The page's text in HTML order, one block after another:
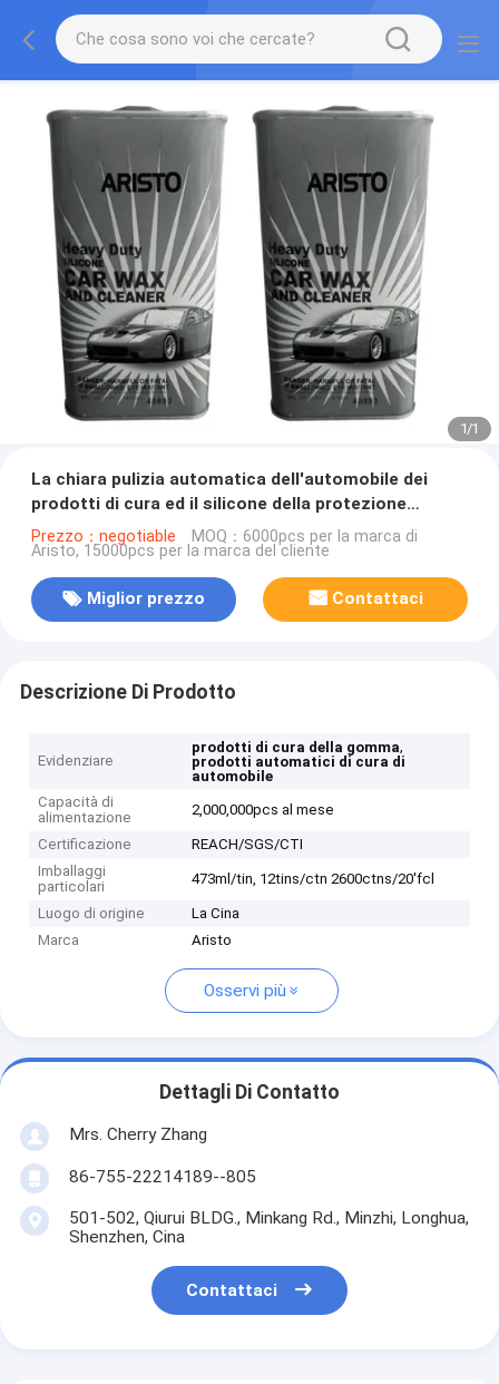
1/1
La chiara pulizia automatica dell'automobile dei
prodotti di cura ed il silicone della protezione
incerano lo spruzzo 473ml/tin
Prezzo：negotiable MOQ：6000pcs per la marca di
Aristo, 15000pcs per la marca del cliente
Miglior prezzo Contattaci
Descrizione Di Prodotto
Evidenziare
prodotti di cura della gomma,
prodotti automatici di cura di
automobile
Capacità di
alimentazione
2,000,000pcs al mese
Certificazione
REACH/SGS/CTI
Imballaggi
particolari
473ml/tin, 12tins/ctn 2600ctns/20'fcl
Luogo di origine
La Cina
Marca
Aristo
Osservi più
Dettagli Di Contatto
Mrs. Cherry Zhang
86-755-22214189--805
501-502, Qiurui BLDG., Minkang Rd., Minzhi, Longhua,
Shenzhen, Cina
Contattaci